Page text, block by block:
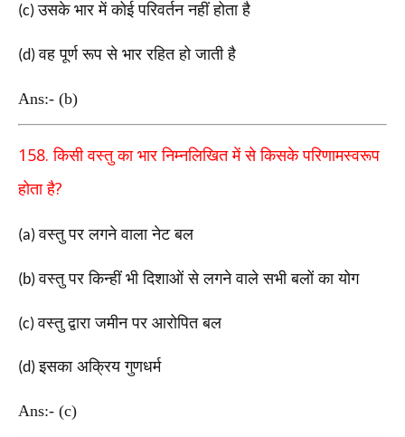
(c)उसके भार में कोई परिवर्तन नहीं होता है
(d)वह पूर्ण रूप से भार रहित हो जाती है
Ans:- (b)
158.किसी वस्तु का भार निम्नलिखित में से किसके परिणामस्वरूप
होता है?
(a)वस्तु पर लगने वाला नेट बल
(b)वस्तु पर किन्हीं भी दिशाओं से लगने वाले सभी बलों का योग
(c)वस्तु द्वारा जमीन पर आरोपित बल
(d)इसका अक्रिय गुणधर्म
Ans:- (c)